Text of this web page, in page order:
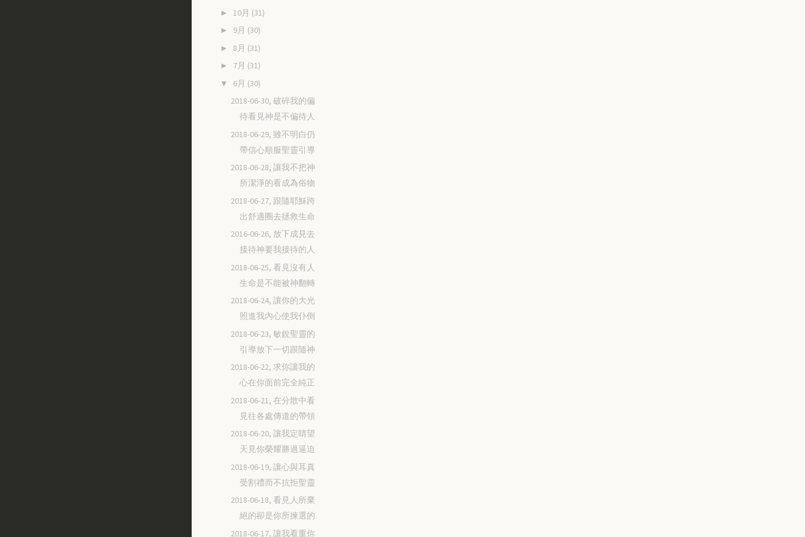
► 10月 (31)
► 9月 (30)
► 8月 (31)
► 7月 (31)
▼ 6月 (30)
2018-06-30, 破碎我的偏
待看見神是不偏待人
2018-06-29, 雖不明白仍
帶信心順服聖靈引導
2018-06-28, 讓我不把神
所潔淨的看成為俗物
2018-06-27, 跟隨耶穌跨
出舒適圈去拯救生命
2016-06-26, 放下成見去
接待神要我接待的人
2018-06-25, 看見沒有人
生命是不能被神翻轉
2018-06-24, 讓你的大光
照進我內心使我仆倒
2018-06-23, 敏銳聖靈的
引導放下一切跟隨神
2018-06-22, 求你讓我的
心在你面前完全純正
2018-06-21, 在分散中看
見往各處傳道的帶領
2018-06-20, 讓我定睛望
天見你榮耀勝過逼迫
2018-06-19, 讓心與耳真
受割禮而不抗拒聖靈
2018-06-18, 看見人所棄
絕的卻是你所揀選的
2018-06-17, 讓我看重你